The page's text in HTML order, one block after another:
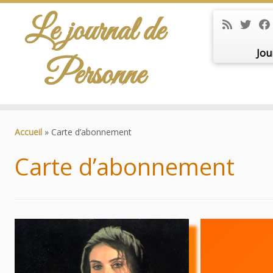
Le journal de
Personne
Accueil » Carte d’abonnement
Carte d’abonnement